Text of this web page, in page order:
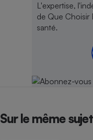
L'expertise,
de Que Choisir
santé.
Sur le même sujet